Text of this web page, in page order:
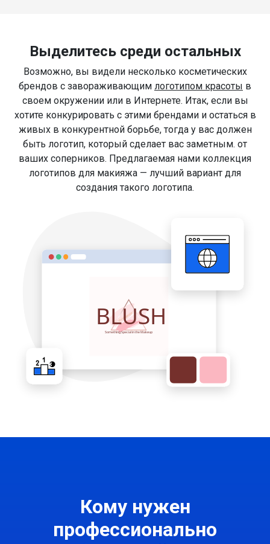
Выделитесь среди остальных
Возможно, вы видели несколько косметических
брендов с завораживающим логотипом красоты в
своем окружении или в Интернете. Итак, если вы
хотите конкурировать с этими брендами и остаться в
живых в конкурентной борьбе, тогда у вас должен
быть логотип, который сделает вас заметным. от
ваших соперников. Предлагаемая нами коллекция
логотипов для макияжа — лучший вариант для
создания такого логотипа.
Кому нужен
профессионально